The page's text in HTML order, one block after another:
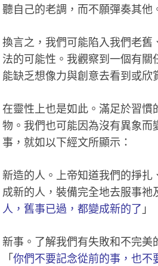
聽自己的老調，而不願彈奏其他
換言之，我們可能陷入我們老
法的可能性。我觀察到一個有
能缺乏想像力與創意去看到或欣
在靈性上也是如此。滿足於習
物。我們也可能因為沒有異象
事，就如以下經文所顯示：
新造的人。上帝知道我們的掙
成新的人，裝備完全地去服事祂
人，舊事已過，都變成新的了 」
新事。了解我們有失敗和不完美
「你們不要記念從前的事，也